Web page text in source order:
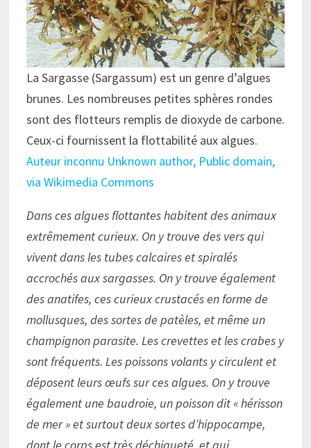
La Sargasse (Sargassum) est un genre d’algues
brunes. Les nombreuses petites sphères rondes
sont des flotteurs remplis de dioxyde de carbone.
Ceux-ci fournissent la flottabilité aux algues.
Auteur inconnu Unknown author, Public domain,
via Wikimedia Commons
Dans ces algues flottantes habitent des animaux
extrêmement curieux. On y trouve des vers qui
vivent dans les tubes calcaires et spiralés
accrochés aux sargasses. On y trouve également
des anatifes, ces curieux crustacés en forme de
mollusques, des sortes de patèles, et même un
champignon parasite. Les crevettes et les crabes y
sont fréquents. Les poissons volants y circulent et
déposent leurs œufs sur ces algues. On y trouve
également une baudroie, un poisson dit « hérisson
de mer » et surtout deux sortes d’hippocampe,